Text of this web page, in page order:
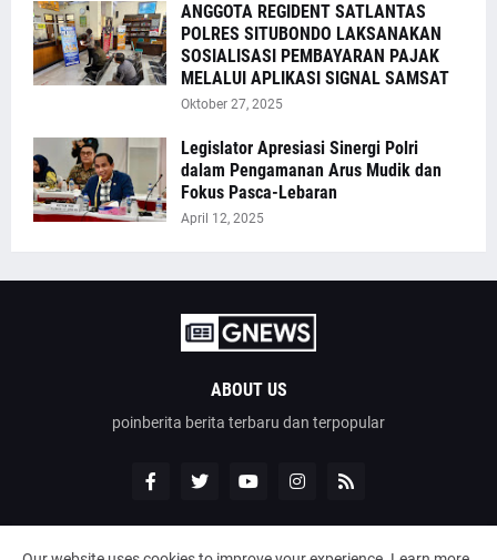
ANGGOTA REGIDENT SATLANTAS
POLRES SITUBONDO LAKSANAKAN
SOSIALISASI PEMBAYARAN PAJAK
MELALUI APLIKASI SIGNAL SAMSAT
Oktober 27, 2025
Legislator Apresiasi Sinergi Polri
dalam Pengamanan Arus Mudik dan
Fokus Pasca-Lebaran
April 12, 2025
ABOUT US
poinberita berita terbaru dan terpopular